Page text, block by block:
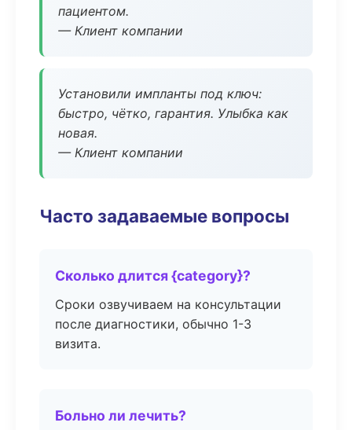
пациентом.
— Клиент компании
Установили импланты под ключ:
быстро, чётко, гарантия. Улыбка как
новая.
— Клиент компании
Часто задаваемые вопросы
Сколько длится {category}?
Сроки озвучиваем на консультации
после диагностики, обычно 1-3
визита.
Больно ли лечить?